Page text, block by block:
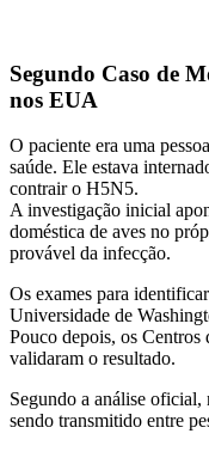
Segundo Caso de
nos EUA
O paciente era uma
saúde. Ele estava
contrair o H5N5.
A investigação inicial
doméstica de aves no
provável da infecção.
Os exames para
Universidade de
Pouco depois, os Centros
validaram o resultado.
Segundo a análise oficial,
sendo transmitido entre